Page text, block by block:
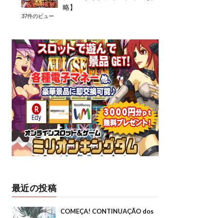
略】
37件のビュー
最近の投稿
COMEÇA! CONTINUAÇÃO dos